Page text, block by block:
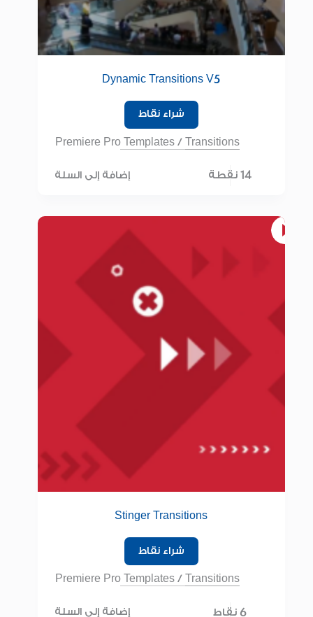
Dynamic Transitions V5
شراء نقاط
Premiere Pro Templates/ Transitions
14 نقطة إضافة إلى السلة
Stinger Transitions
شراء نقاط
Premiere Pro Templates/ Transitions
6 نقاط إضافة إلى السلة